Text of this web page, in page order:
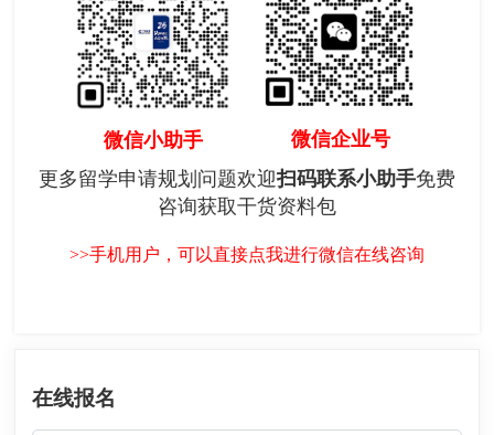
微信小助手
微信企业号
更多留学申请规划问题欢迎扫码联系小助手免费
咨询获取干货资料包
>>手机用户，可以直接点我进行微信在线咨询
在线报名